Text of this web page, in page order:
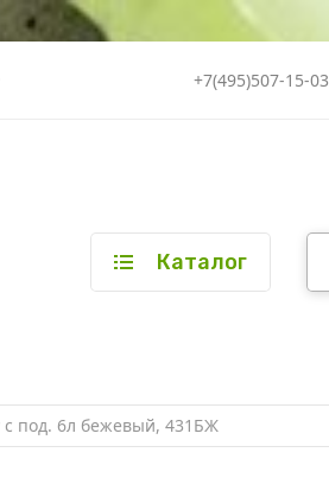
+7(495)507-15-03
Каталог
под. 6л бежевый, 431БЖ